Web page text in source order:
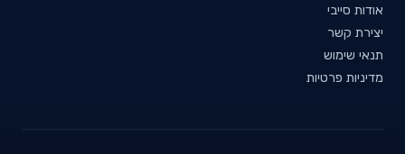
אודות סייבי
יצירת קשר
תנאי שימוש
מדיניות פרטיות